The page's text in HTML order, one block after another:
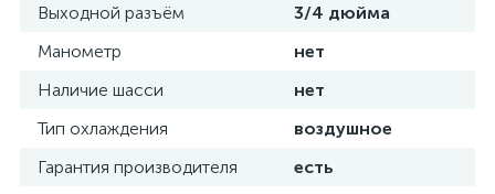
Выходной разъём
3/4 дюйма
Манометр
нет
Наличие шасси
нет
Тип охлаждения
воздушное
Гарантия производителя
есть